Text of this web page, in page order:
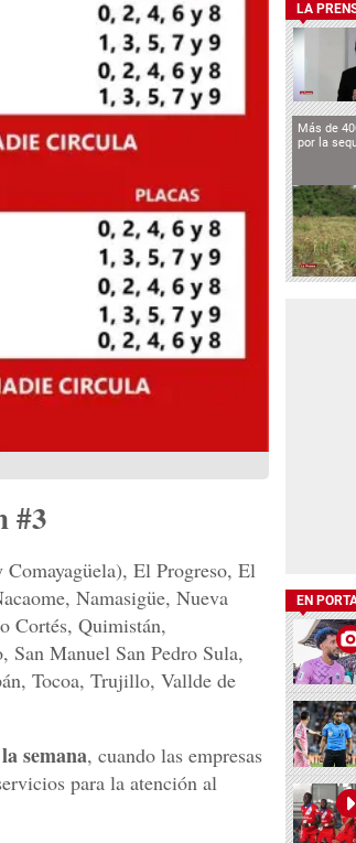
#3
El Progreso, El
Namasigüe, Nueva
Cortés, Quimistán,
San Manuel San Pedro Sula,
Tocoa, Trujillo, Vallde de
semana, cuando las empresas
para la atención al
LA
Más de
por la
EN